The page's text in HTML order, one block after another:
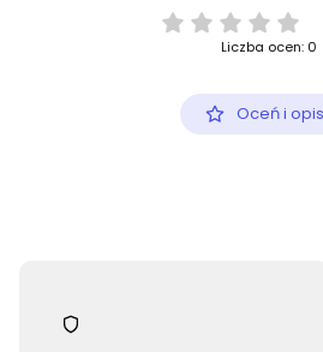
Liczba ocen: 0
Oceń i